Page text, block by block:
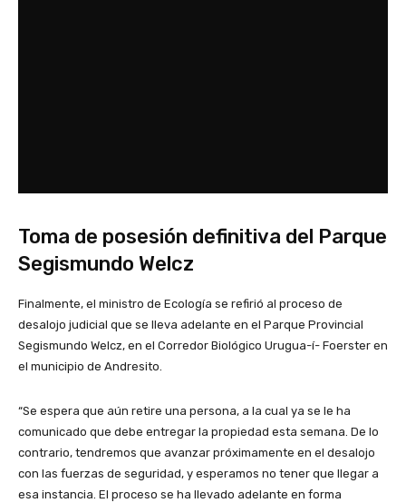
Toma de posesión definitiva del Parque
Segismundo Welcz
Finalmente, el ministro de Ecología se refirió al proceso de
desalojo judicial que se lleva adelante en el Parque Provincial
Segismundo Welcz, en el Corredor Biológico Urugua-í- Foerster en
el municipio de Andresito.
“Se espera que aún retire una persona, a la cual ya se le ha
comunicado que debe entregar la propiedad esta semana. De lo
contrario, tendremos que avanzar próximamente en el desalojo
con las fuerzas de seguridad, y esperamos no tener que llegar a
esa instancia. El proceso se ha llevado adelante en forma